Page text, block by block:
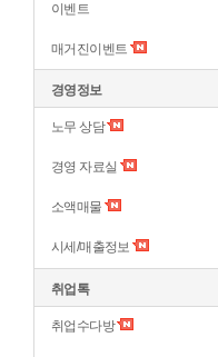
이벤트
매거진이벤트
경영정보
노무 상담
경영 자료실
소액매물
시세/매출정보
취업톡
취업수다방